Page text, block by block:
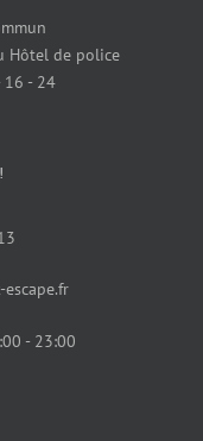
Hôtel de police
16 - 24
- 23:00